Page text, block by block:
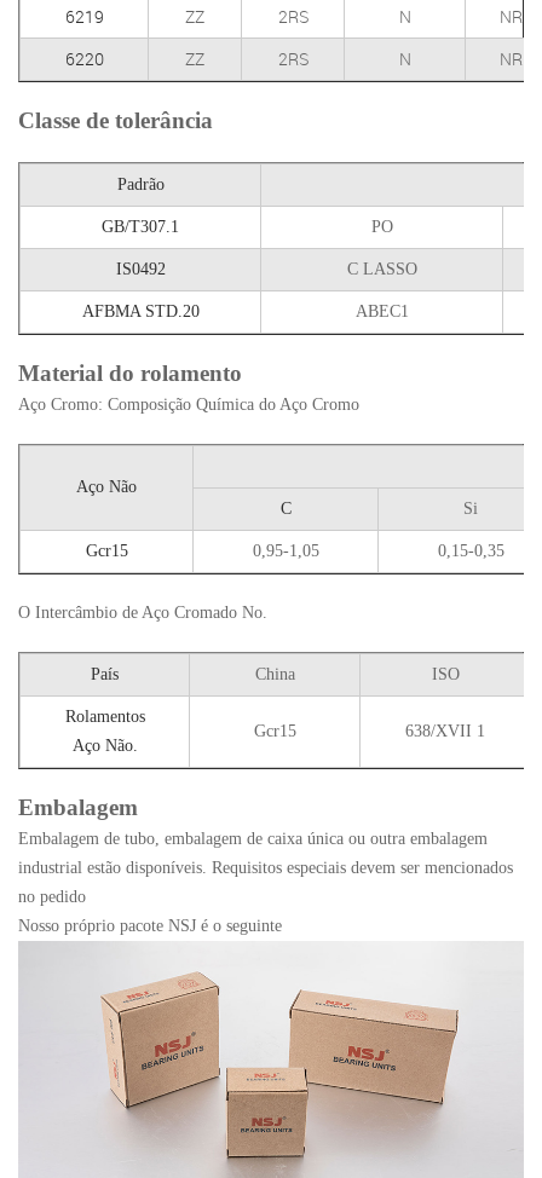
6219
ZZ 2RS N
NR
6220
ZZ 2RS N NR
Classe de tolerância
Padrão
GB/T307.1 PO
IS0492 C LASSO
AFBMA STD.20 ABEC1
Material do rolamento
Aço Cromo: Composição Química do Aço Cromo
Aço Não
C
Si
Gcr15 0,95-1,05 0,15-0,35
O Intercâmbio de Aço Cromado No.
País China ISO
Rolamentos
Aço Não.
Gcr15 638/XVII 1
Embalagem
Embalagem de tubo, embalagem de caixa única ou outra embalagem
industrial estão disponíveis. Requisitos especiais devem ser mencionados
no pedido
Nosso próprio pacote NSJ é o seguinte